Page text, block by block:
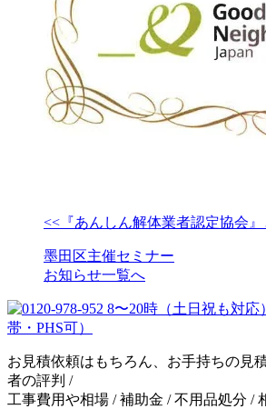
<<『あんしん解体業者認定協会
墨田区主催セミナー
お知らせ一覧へ
お見積依頼はもちろん、お手持ちの見
者の評判 /
工事費用や相場 / 補助金 / 不用品処分 /